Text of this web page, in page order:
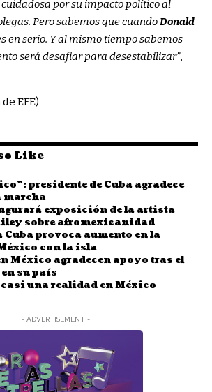
por su impacto político al
Pero sabemos que cuandoDonald
en serio. Y al mismo tiempo sabemos
será desafiar para desestabilizar”,
EFE)
Like
presidente de Cuba agradece
marcha
exposición de la artista
sobre afromexicanidad
Cuba provoca aumento en la
con la isla
México agradecen apoyo tras el
su país
una realidad en México
- ADVERTISEMENT -